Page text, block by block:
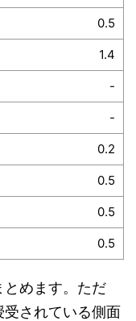
0.5
1.4
-
-
0.2
0.5
0.5
0.5
とめます。ただ
受されている側面